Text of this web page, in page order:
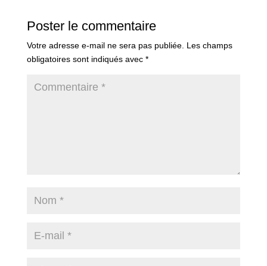
Poster le commentaire
Votre adresse e-mail ne sera pas publiée. Les champs
obligatoires sont indiqués avec *